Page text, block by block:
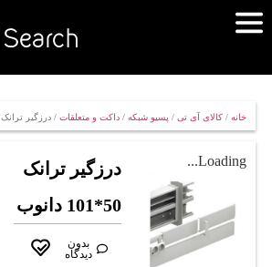
خانه/ کالای آی تی/ پسیو شبکه/ داکت و متعلقات/ درزگير ترانک 50*101 دانوب
Loading...
درزگير ترانک
50*101 دانوب
بدون
دیدگاه